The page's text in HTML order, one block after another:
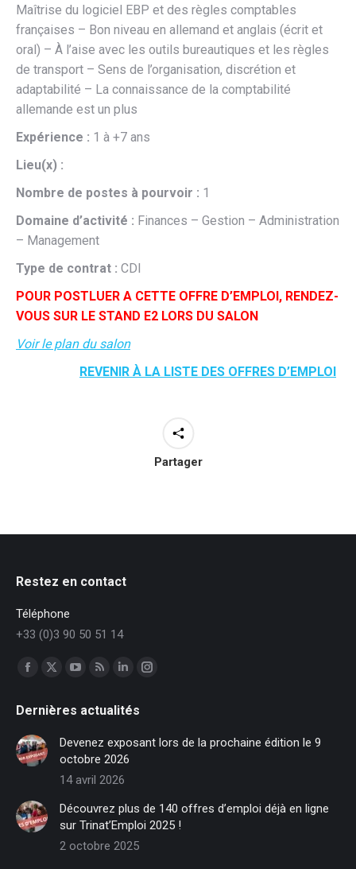
Maîtrise du logiciel EBP et des règles comptables
françaises – Bon niveau en allemand et anglais (écrit et
oral) – À l’aise avec les outils bureautiques et les règles
de transport – Sens de l’organisation, discrétion et
adaptabilité – La connaissance de la comptabilité
allemande est un plus
Expérience : 1 à +7 ans
Lieu(x) :
Nombre de postes à pourvoir : 1
Domaine d’activité : Finances – Gestion – Administration
– Management
Type de contrat : CDI
POUR POSTLUER A CETTE OFFRE D’EMPLOI, RENDEZ-
VOUS SUR LE STAND E2 LORS DU SALON
Voir le plan du salon
REVENIR À LA LISTE DES OFFRES D’EMPLOI
Partager
Restez en contact
Téléphone
+33 (0)3 90 50 51 14
Trouvez nous sur :
Facebook
opens
in
new
window
X
opens
new
window
opens
in
new
window
opens
in
new
window
LinkedIn
opens
in
new
window
Instagram
in
Dernières actualités
Devenez exposant lors de la prochaine édition le 9
octobre 2026
14 avril 2026
Découvrez plus de 140 offres d’emploi déjà en ligne
sur Trinat’Emploi 2025 !
2 octobre 2025